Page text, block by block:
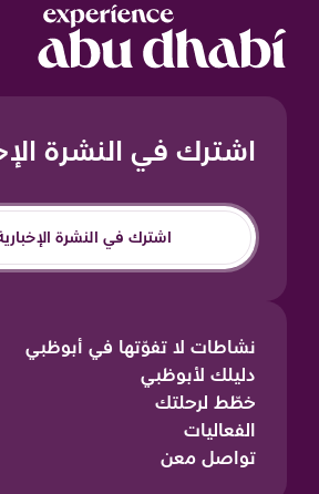
اشترك في النشرة
اشترك في النشرة
نشاطات لا تفوّتها في أبوظبي
دليلك لأبوظبي
خطّط لرحلتك
الفعاليات
تواصل معن